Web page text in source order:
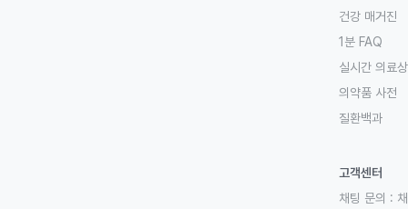
건강 매거진
1분 FAQ
실시간 의료
의약품 사전
질환백과
고객센터
채팅 문의 :